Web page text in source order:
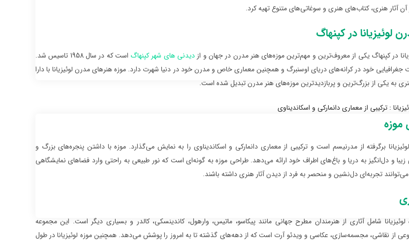
آثار هنری، کتاب‌های هنری و سوغاتی‌های متنوع تهیه کرد.
لوئیزیانا در کپنهاگ
در کپنهاگ یکی از معروف‌ترین و مهم‌ترین موزه‌های هنر مدرن در جهان و ازدیدنی های شهر کپنهاگ
است که در سال 1958 تاسیس شد.
جغرافیایی خود در کرانه‌های دریای اوسنبرگ و همچنین معماری خاص و مدرن خود در دنیا شهرت دارد. موزه هنرهای مدرن لوئیزیانا با دارا
موزه
برگرفته از مدرنیسم است و ترکیبی از معماری دانمارکی و اسکاندیناوی را به نمایش می‌گذارد. موزه با داشتن پنجره‌های بزرگ و
و دل‌انگیز به دریا و باغ‌های اطراف خود ارائه می‌دهد. طراحی موزه به گونه‌ای است که نور طبیعی به راحتی وارد فضاهای نمایشگاهی
تجربه‌ای دل‌نشین و منحصر به فرد از دیدن آثار هنری داشته باشند.
شامل آثاری از هنرمندان مطرح جهانی مانند پیکاسو، ماتیس، وارهول، کاندینسکی، کالدر و بسیاری دیگر است. این مجموعه
از نقاشی، مجسمه‌سازی، عکاسی و ویدئو آرت است که از دهه‌های گذشته تا به امروز را پوشش می‌دهد. همچنین موزه لوئیزیانا در طول